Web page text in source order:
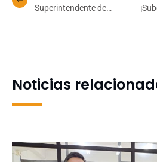
Superintendente de
Noticias